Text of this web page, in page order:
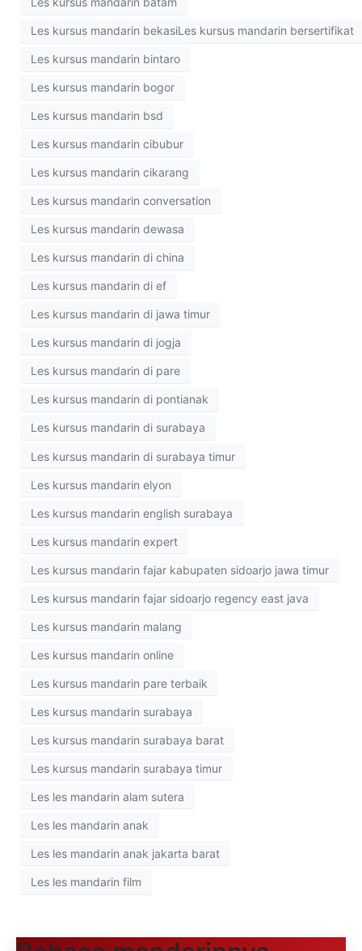
Les kursus mandarin bekasiLes kursus mandarin bersertifikat
Les kursus mandarin bintaro
Les kursus mandarin bogor
Les kursus mandarin bsd
Les kursus mandarin cibubur
Les kursus mandarin cikarang
Les kursus mandarin conversation
Les kursus mandarin dewasa
Les kursus mandarin di china
Les kursus mandarin di ef
Les kursus mandarin di jawa timur
Les kursus mandarin di jogja
Les kursus mandarin di pare
Les kursus mandarin di pontianak
Les kursus mandarin di surabaya
Les kursus mandarin di surabaya timur
Les kursus mandarin elyon
Les kursus mandarin english surabaya
Les kursus mandarin expert
Les kursus mandarin fajar kabupaten sidoarjo jawa timur
Les kursus mandarin fajar sidoarjo regency east java
Les kursus mandarin malang
Les kursus mandarin online
Les kursus mandarin pare terbaik
Les kursus mandarin surabaya
Les kursus mandarin surabaya barat
Les kursus mandarin surabaya timur
Les les mandarin alam sutera
Les les mandarin anak
Les les mandarin anak jakarta barat
Les les mandarin film